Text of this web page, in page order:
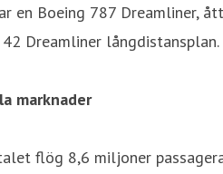
en Boeing 787 Dreamliner,
Dreamliner långdistansplan.
marknader
flög 8,6 miljoner